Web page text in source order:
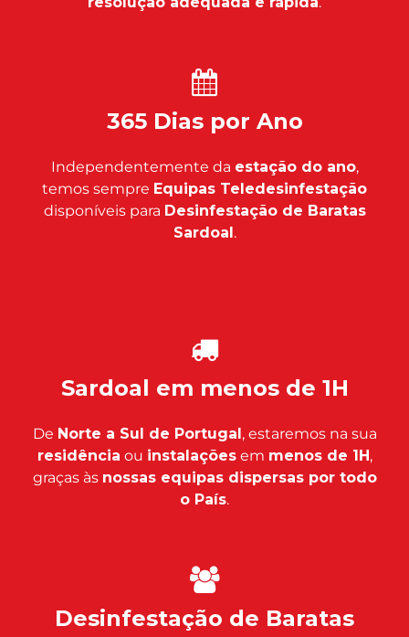
365 Dias por Ano
Independentemente da estação do ano,
temos sempre Equipas Teledesinfestação
disponíveis para Desinfestação de Baratas
Sardoal .
Sardoal em menos de 1H
De Norte a Sul de Portugal , estaremos na sua
residência ou instalaçõesem menos de 1H ,
graças às nossas equipas dispersas por todo
o País.
Desinfestação de Baratas